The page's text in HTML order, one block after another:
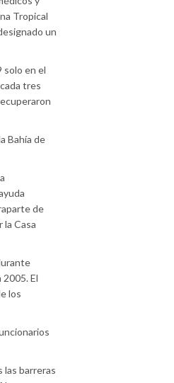
Tropical
un
solo en el
tres
Bahía de
de
Casa
El
los
las barreras